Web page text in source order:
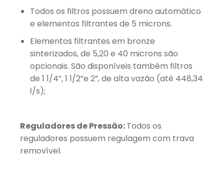
Todos os filtros possuem dreno automático
e elementos filtrantes de 5 microns.
Elementos filtrantes em bronze
sinterizados, de 5,20 e 40 microns são
opcionais. São disponíveis também filtros
de 1 1/4”, 1 1/2”e 2”, de alta vazão (até 448,34
ℓ/s);
Reguladores de Pressão:Todos os
reguladores possuem regulagem com trava
removível.